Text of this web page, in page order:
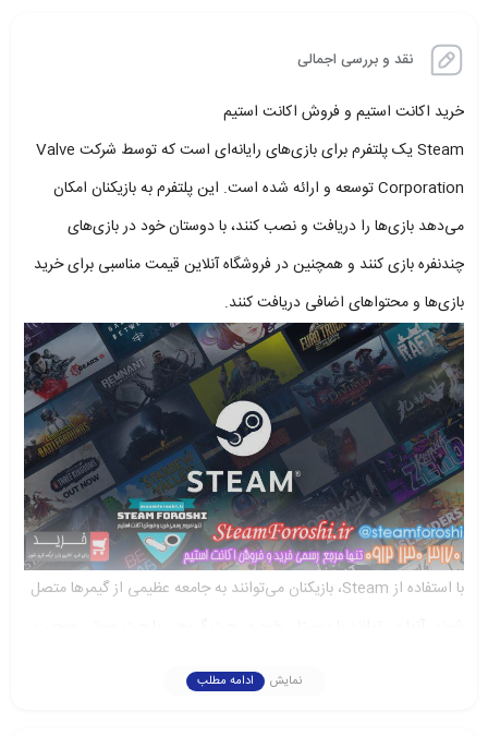
نقد و بررسی اجمالی
خرید اکانت استیم و فروش اکانت استیم
Steam یک پلتفرم برای بازی‌های رایانه‌ای است که توسط شرکت Valve
Corporation توسعه و ارائه شده است. این پلتفرم به بازیکنان امکان
می‌دهد بازی‌ها را دریافت و نصب کنند، با دوستان خود در بازی‌های
چندنفره بازی کنند و همچنین در فروشگاه آنلاین قیمت مناسبی برای خرید
بازی‌ها و محتواهای اضافی دریافت کنند.
با استفاده از Steam، بازیکنان می‌توانند به جامعه عظیمی از گیمرها متصل
نمایش ادامه مطلب